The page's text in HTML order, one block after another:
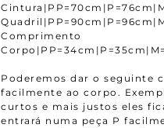
Comprimento
Poderemos dar o seguinte
facilmente ao corpo.
curtos e mais justos eles
entrará numa peça P